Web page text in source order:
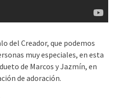
del Creador, que podemos
muy especiales, en esta
de Marcos y Jazmín, en
de adoración.